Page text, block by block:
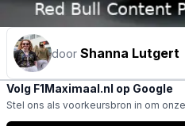
door Shanna Lutgert
Volg F1Maximaal.nl op Google
Stel ons als voorkeursbron in om